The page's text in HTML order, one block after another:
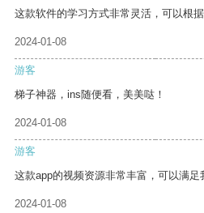
这款软件的学习方式非常灵活，可以根
2024-01-08
游客
梯子神器，ins随便看，美美哒！
2024-01-08
游客
这款app的视频资源非常丰富，可以满足
2024-01-08